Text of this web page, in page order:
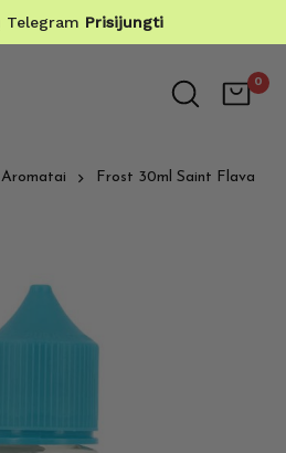
Telegram Prisijungti
0
Aromatai Frost 30ml Saint Flava